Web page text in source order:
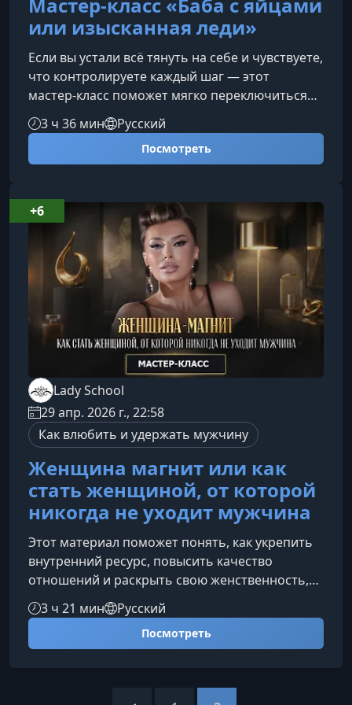
или изысканная леди»
Если вы устали всё тянуть на себе и чувствуете,
что контролируете каждый шаг — этот
мастер‑класс поможет мягко переключиться
из режима «сама справлюсь» в состояние
уверенной, спокойной и привлекательной
женщины. Вы научитесь создавать
без давления и усталости.Почему возникает
состояние «бабы с яйцами»Когда женщина
берёт на себя слишком много
ответственности, в ней по
3 ч 36 мин Русский
Посмотреть
Lady School
29 апр. 2026 г., 22:58
Как влюбить и удержать мужчину
Женщина магнит или как
стать женщиной, от которой
никогда не уходит мужчина
Этот материал поможет понять, как укрепить
внутренний ресурс, повысить качество
отношений и раскрыть свою женственность,
сохраняя при этом уважение к себе и партнёру.
Фокус курса — внутреннее состояние,
эмоциональная зрелость и умение создавать
притягательнойПритягательность — это не
3 ч 21 мин Русский
Посмотреть
+6